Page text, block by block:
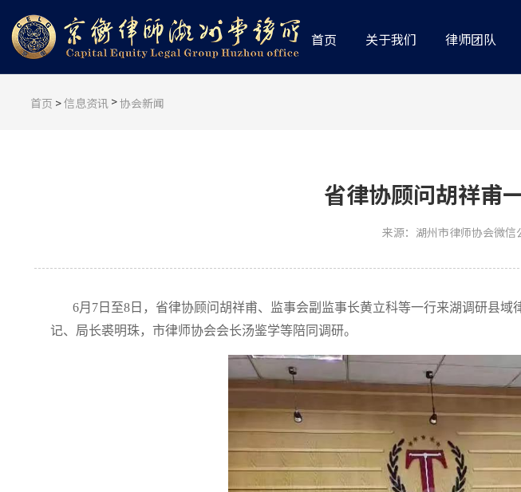
首页 关于我们 律师团队
首页 >信息资讯 >协会新闻
省律协顾问胡祥甫
来源：湖州市律师协会微信
6月7日至8日，省律协顾问胡祥甫、监事会副监事长黄立科等一行来湖调研县
记、局长裘明珠，市律师协会会长汤鉴学等陪同调研。